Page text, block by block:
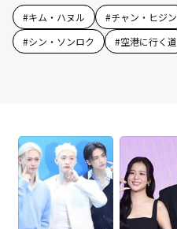
#キム・ハヌル #チャン・ヒジン
#シン・ソンロク #空港に行く道